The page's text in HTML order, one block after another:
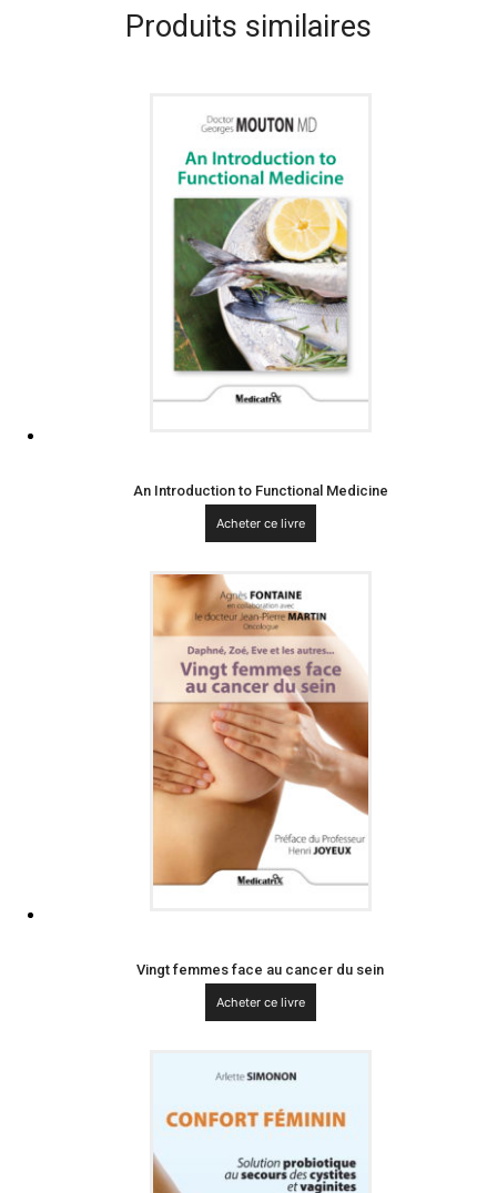
Produits similaires
An Introduction to Functional Medicine
Acheter ce livre
Vingt femmes face au cancer du sein
Acheter ce livre